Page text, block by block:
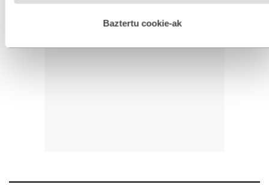
esplizitua ematen diguzu.Gehiago irakurri
Baztertu cookie-ak